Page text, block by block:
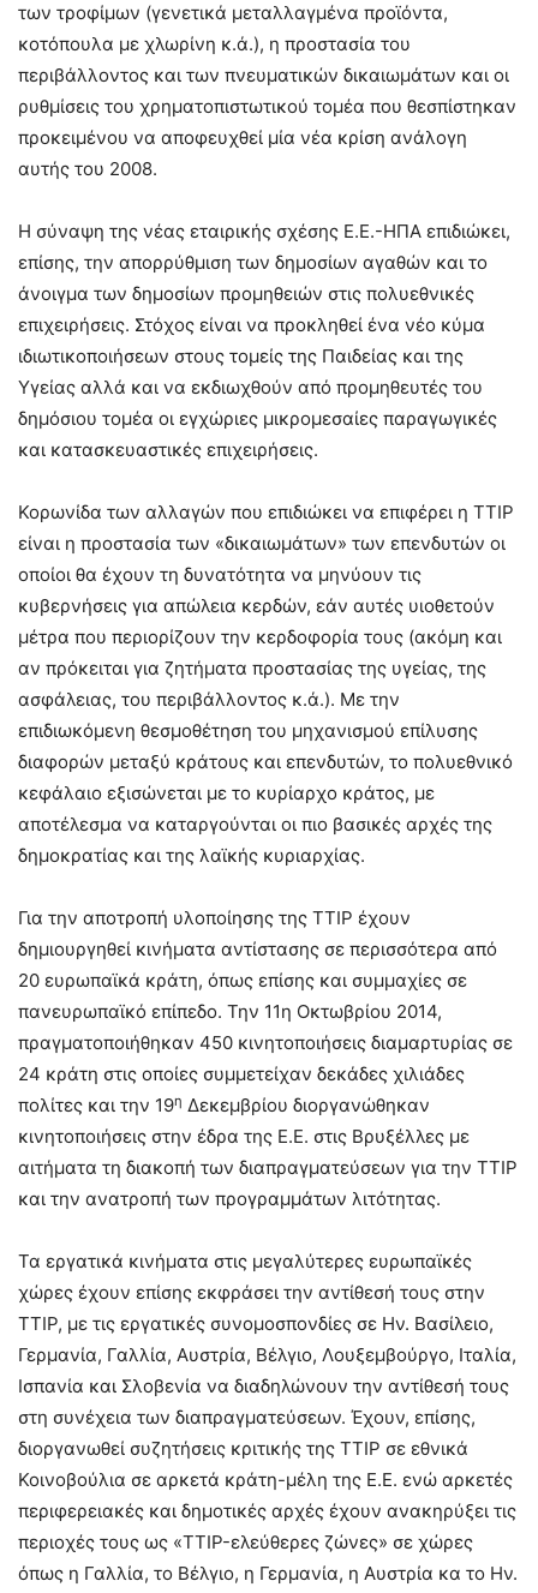
των τροφίμων (γενετικά μεταλλαγμένα προϊόντα,
κοτόπουλα με χλωρίνη κ.ά.), η προστασία του
περιβάλλοντος και των πνευματικών δικαιωμάτων και οι
ρυθμίσεις του χρηματοπιστωτικού τομέα που θεσπίστηκαν
προκειμένου να αποφευχθεί μία νέα κρίση ανάλογη
αυτής του 2008.
Η σύναψη της νέας εταιρικής σχέσης Ε.Ε.-ΗΠΑ επιδιώκει,
επίσης, την απορρύθμιση των δημοσίων αγαθών και το
άνοιγμα των δημοσίων προμηθειών στις πολυεθνικές
επιχειρήσεις. Στόχος είναι να προκληθεί ένα νέο κύμα
ιδιωτικοποιήσεων στους τομείς της Παιδείας και της
Υγείας αλλά και να εκδιωχθούν από προμηθευτές του
δημόσιου τομέα οι εγχώριες μικρομεσαίες παραγωγικές
και κατασκευαστικές επιχειρήσεις.
Κορωνίδα των αλλαγών που επιδιώκει να επιφέρει η TTIP
είναι η προστασία των «δικαιωμάτων» των επενδυτών οι
οποίοι θα έχουν τη δυνατότητα να μηνύουν τις
κυβερνήσεις για απώλεια κερδών, εάν αυτές υιοθετούν
μέτρα που περιορίζουν την κερδοφορία τους (ακόμη και
αν πρόκειται για ζητήματα προστασίας της υγείας, της
ασφάλειας, του περιβάλλοντος κ.ά.). Με την
επιδιωκόμενη θεσμοθέτηση του μηχανισμού επίλυσης
διαφορών μεταξύ κράτους και επενδυτών, το πολυεθνικό
κεφάλαιο εξισώνεται με το κυρίαρχο κράτος, με
αποτέλεσμα να καταργούνται οι πιο βασικές αρχές της
δημοκρατίας και της λαϊκής κυριαρχίας.
Για την αποτροπή υλοποίησης της TTIP έχουν
δημιουργηθεί κινήματα αντίστασης σε περισσότερα από
20 ευρωπαϊκά κράτη, όπως επίσης και συμμαχίες σε
πανευρωπαϊκό επίπεδο. Την 11η Οκτωβρίου 2014,
πραγματοποιήθηκαν 450 κινητοποιήσεις διαμαρτυρίας σε
24 κράτη στις οποίες συμμετείχαν δεκάδες χιλιάδες
πολίτες και την 19η Δεκεμβρίου διοργανώθηκαν
κινητοποιήσεις στην έδρα της Ε.Ε. στις Βρυξέλλες με
αιτήματα τη διακοπή των διαπραγματεύσεων για την TTIP
και την ανατροπή των προγραμμάτων λιτότητας.
Τα εργατικά κινήματα στις μεγαλύτερες ευρωπαϊκές
χώρες έχουν επίσης εκφράσει την αντίθεσή τους στην
TTIP, με τις εργατικές συνομοσπονδίες σε Ην. Βασίλειο,
Γερμανία, Γαλλία, Αυστρία, Βέλγιο, Λουξεμβούργο, Ιταλία,
Ισπανία και Σλοβενία να διαδηλώνουν την αντίθεσή τους
στη συνέχεια των διαπραγματεύσεων. Έχουν, επίσης,
διοργανωθεί συζητήσεις κριτικής της TTIP σε εθνικά
Κοινοβούλια σε αρκετά κράτη-μέλη της Ε.Ε. ενώ αρκετές
περιφερειακές και δημοτικές αρχές έχουν ανακηρύξει τις
περιοχές τους ως «TTIP-ελεύθερες ζώνες» σε χώρες
όπως η Γαλλία, το Βέλγιο, η Γερμανία, η Αυστρία κα το Ην.